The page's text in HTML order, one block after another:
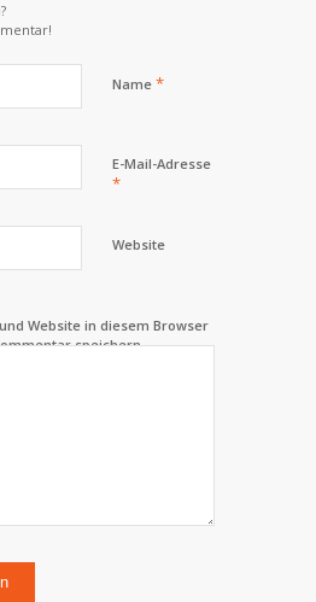
Name *
E-Mail-Adresse
*
Website
Website in diesem Browser
speichern.